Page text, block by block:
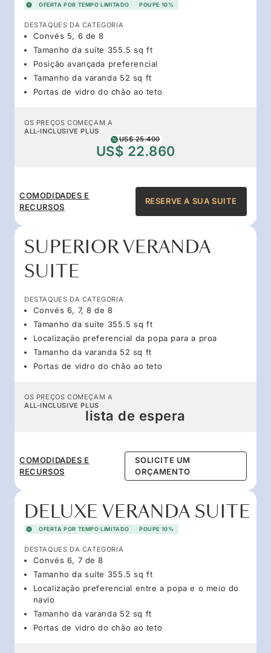
OFERTA POR TEMPO LIMITADO POUPE 10%
DESTAQUES DA CATEGORIA
Convés 5, 6 de 8
Tamanho da suíte 355.5 sq ft
Posição avançada preferencial
Tamanho da varanda 52 sq ft
Portas de vidro do chão ao teto
OS PREÇOS COMEÇAM A
ALL-INCLUSIVE PLUS
US$ 25.400
US$ 22.860
COMODIDADES E
RECURSOS
RESERVE A SUA SUITE
SUPERIOR VERANDA
SUITE
DESTAQUES DA CATEGORIA
Convés 6, 7, 8 de 8
Tamanho da suíte 355.5 sq ft
Localização preferencial da popa para a proa
Tamanho da varanda 52 sq ft
Portas de vidro do chão ao teto
OS PREÇOS COMEÇAM A
ALL-INCLUSIVE PLUS
lista de espera
COMODIDADES E
RECURSOS
SOLICITE UM
ORÇAMENTO
DELUXE VERANDA SUITE
OFERTA POR TEMPO LIMITADO POUPE 10%
DESTAQUES DA CATEGORIA
Convés 6, 7 de 8
Tamanho da suíte 355.5 sq ft
Localização preferencial entre a popa e o meio do
navio
Tamanho da varanda 52 sq ft
Portas de vidro do chão ao teto